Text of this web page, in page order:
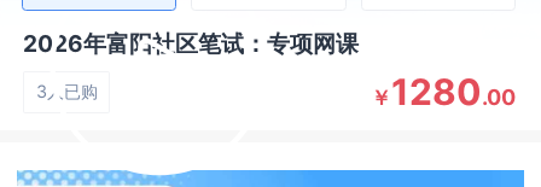
2026年富阳社区笔试：专项网课
3人已购 ￥ 1280.00